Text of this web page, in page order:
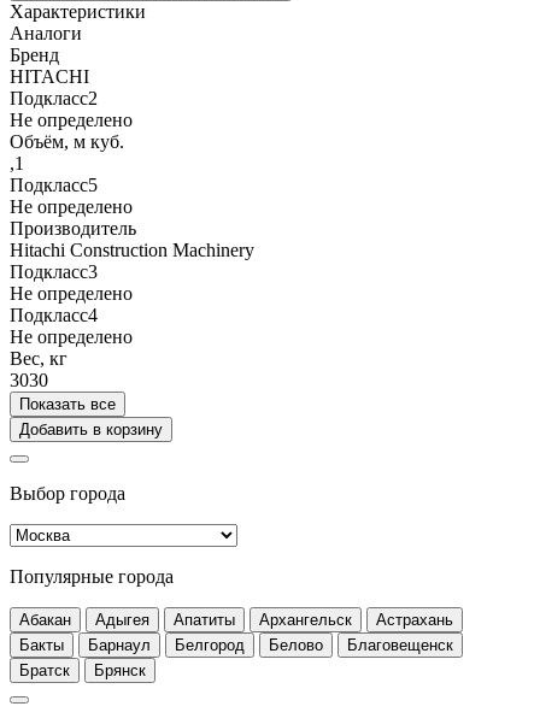
Характеристики
Аналоги
Бренд
HITACHI
Подкласс2
Не определено
Объём, м куб.
,1
Подкласс5
Не определено
Производитель
Hitachi Construction Machinery
Подкласс3
Не определено
Подкласс4
Не определено
Вес, кг
3030
Показать все
Добавить в корзину
Выбор города
Популярные города
Абакан Адыгея Апатиты Архангельск
Астрахань
Бакты
Барнаул Белгород Белово
Благовещенск
Братск
Брянск